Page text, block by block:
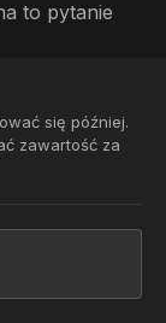
to pytanie
się później.
zawartość za